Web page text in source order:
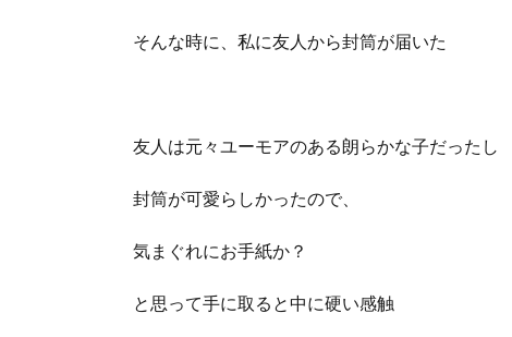
そんな時に、私に友人から封筒が届いた
友人は元々ユーモアのある朗らかな子だったし
封筒が可愛らしかったので、
気まぐれにお手紙か？
と思って手に取ると中に硬い感触